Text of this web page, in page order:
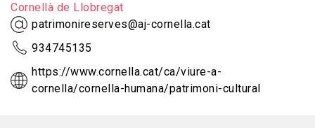
Cornellà de Llobregat
patrimonireserves@aj-cornella.cat
934745135
https://www.cornella.cat/ca/viure-a-
cornella/cornella-humana/patrimoni-cultural